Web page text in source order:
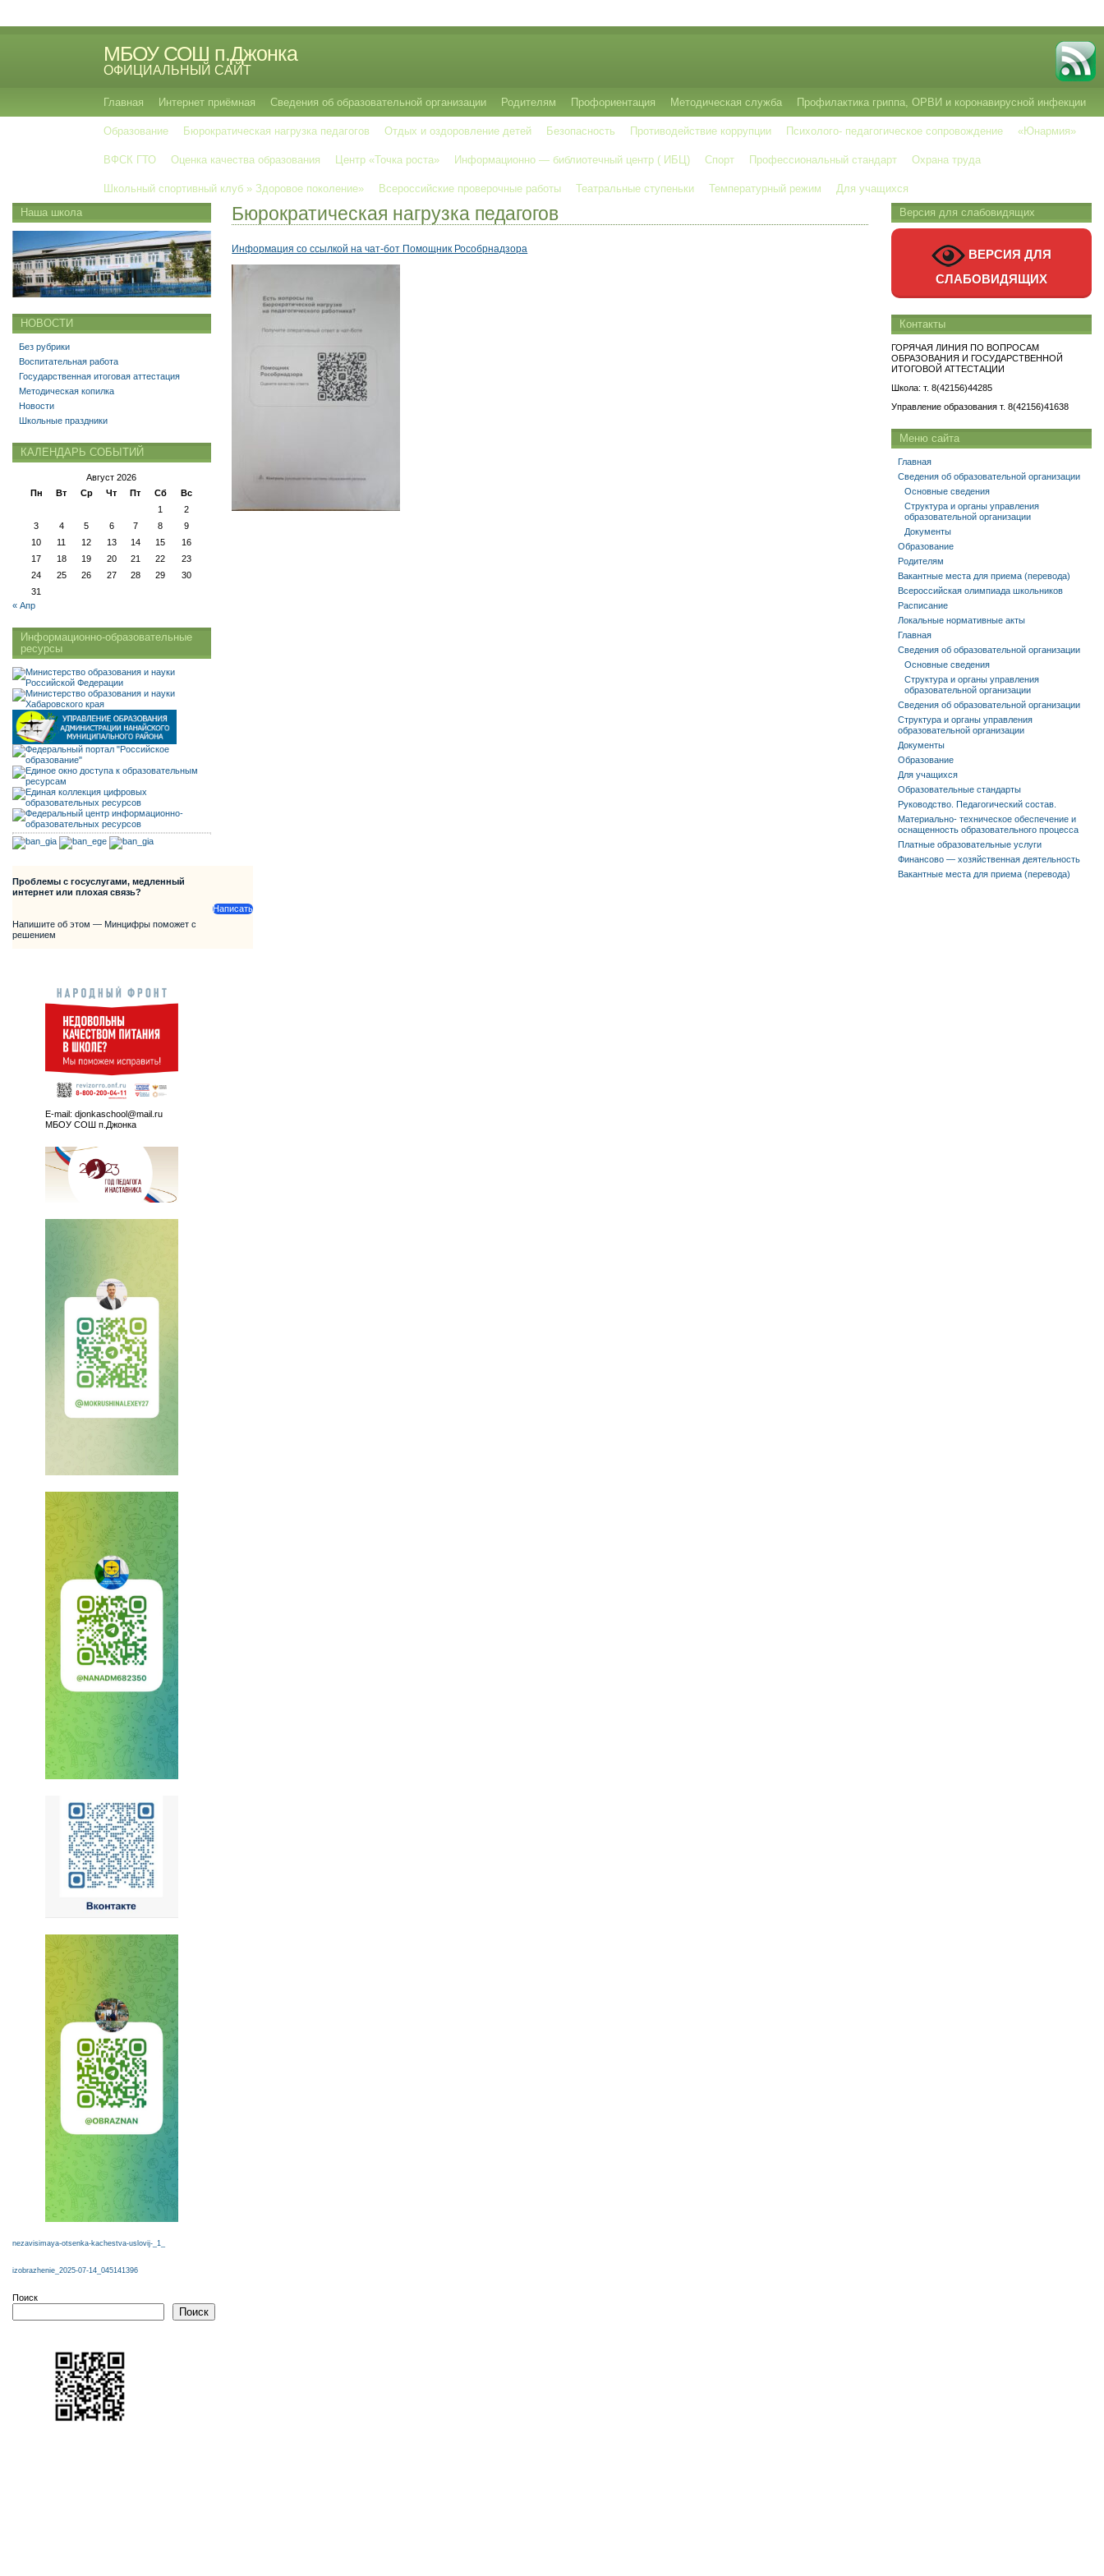
МБОУ СОШ п.Джонка
ОФИЦИАЛЬНЫЙ САЙТ
Главная Интернет приёмная Сведения об образовательной организации Родителям Профориентация Методическая служба Профилактика гриппа, ОРВИ и коронавирусной инфекции
Образование Бюрократическая нагрузка педагогов Отдых и оздоровление детей Безопасность Противодействие коррупции Психолого- педагогическое сопровождение «Юнармия»
ВФСК ГТО Оценка качества образования Центр «Точка роста» Информационно — библиотечный центр ( ИБЦ) Спорт Профессиональный стандарт Охрана труда
Школьный спортивный клуб » Здоровое поколение» Всероссийские проверочные работы Театральные ступеньки Температурный режим Для учащихся
Бюрократическая нагрузка педагогов
Информация со ссылкой на чат-бот Помощник Рособрнадзора
Версия для слабовидящих
ВЕРСИЯ ДЛЯ
СЛАБОВИДЯЩИХ
Контакты
ГОРЯЧАЯ ЛИНИЯ ПО ВОПРОСАМ
ОБРАЗОВАНИЯ И ГОСУДАРСТВЕННОЙ
ИТОГОВОЙ АТТЕСТАЦИИ
Школа: т. 8(42156)44285
Управление образования т. 8(42156)41638
Меню сайта
Главная
Сведения об образовательной организации
Основные сведения
Структура и органы управления
образовательной организации
Документы
Образование
Родителям
Вакантные места для приема (перевода)
Всероссийская олимпиада школьников
Расписание
Локальные нормативные акты
Главная
Сведения об образовательной организации
Основные сведения
Структура и органы управления
образовательной организации
Сведения об образовательной организации
Структура и органы управления
образовательной организации
Документы
Образование
Для учащихся
Образовательные стандарты
Руководство. Педагогический состав.
Материально- техническое обеспечение и
оснащенность образовательного процесса
Платные образовательные услуги
Финансово — хозяйственная деятельность
Вакантные места для приема (перевода)
Наша школа
НОВОСТИ
Без рубрики
Воспитательная работа
Государственная итоговая аттестация
Методическая копилка
Новости
Школьные праздники
КАЛЕНДАРЬ СОБЫТИЙ
Август 2026
Пн
Вт Ср Чт Пт Сб
Вс
1
2
3
4 5 6 7 8
9
10
11 12 13 14 15
16
17
18 19 20 21 22
23
24
25 26 27 28 29
30
31
« Апр
Информационно-образовательные
ресурсы
Проблемы с госуслугами, медленный
интернет или плохая связь?
Напишите об этом — Минцифры поможет с
решением
Написать
E-mail: djonkaschool@mail.ru
МБОУ СОШ п.Джонка
nezavisimaya-otsenka-kachestva-uslovij-_1_
izobrazhenie_2025-07-14_045141396
Поиск
Поиск